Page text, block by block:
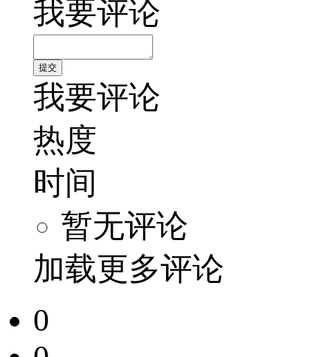
我要评论
我要评论
热度
时间
暂无评论
加载更多评论
0